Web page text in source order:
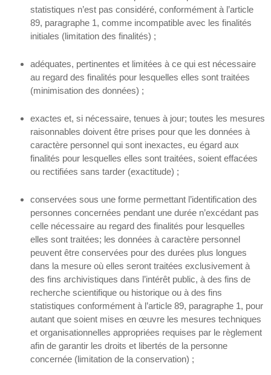
statistiques n’est pas considéré, conformément à l’article
89, paragraphe 1, comme incompatible avec les finalités
initiales (limitation des finalités) ;
adéquates, pertinentes et limitées à ce qui est nécessaire
au regard des finalités pour lesquelles elles sont traitées
(minimisation des données) ;
exactes et, si nécessaire, tenues à jour; toutes les mesures
raisonnables doivent être prises pour que les données à
caractère personnel qui sont inexactes, eu égard aux
finalités pour lesquelles elles sont traitées, soient effacées
ou rectifiées sans tarder (exactitude) ;
conservées sous une forme permettant l’identification des
personnes concernées pendant une durée n’excédant pas
celle nécessaire au regard des finalités pour lesquelles
elles sont traitées; les données à caractère personnel
peuvent être conservées pour des durées plus longues
dans la mesure où elles seront traitées exclusivement à
des fins archivistiques dans l’intérêt public, à des fins de
recherche scientifique ou historique ou à des fins
statistiques conformément à l’article 89, paragraphe 1, pour
autant que soient mises en œuvre les mesures techniques
et organisationnelles appropriées requises par le règlement
afin de garantir les droits et libertés de la personne
concernée (limitation de la conservation) ;